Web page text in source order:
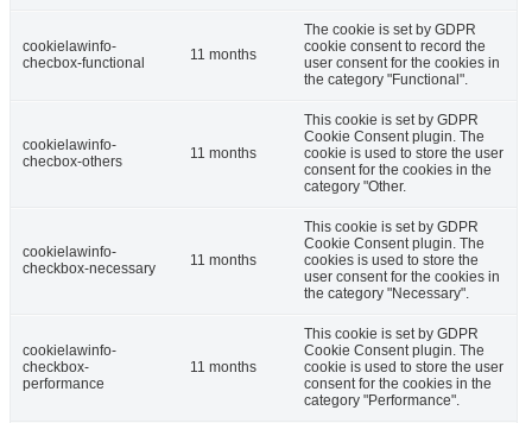
cookielawinfo-
checbox-functional
11 months
The cookie is set by GDPR
cookie consent to record the
user consent for the cookies in
the category "Functional".
cookielawinfo-
checbox-others
11 months
This cookie is set by GDPR
Cookie Consent plugin. The
cookie is used to store the user
consent for the cookies in the
category "Other.
cookielawinfo-
checkbox-necessary
11 months
This cookie is set by GDPR
Cookie Consent plugin. The
cookies is used to store the
user consent for the cookies in
the category "Necessary".
cookielawinfo-
checkbox-
performance
11 months
This cookie is set by GDPR
Cookie Consent plugin. The
cookie is used to store the user
consent for the cookies in the
category "Performance".